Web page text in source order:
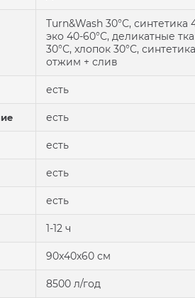
Turn&Wash 30°С, синтетика
эко 40-60°С, деликатные
30°С, хлопок 30°С,
отжим + слив
есть
есть
есть
есть
есть
1-12 ч
90x40x60 см
8500 л/год